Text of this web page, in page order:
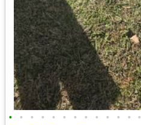
• • • • • • • • • • • • •